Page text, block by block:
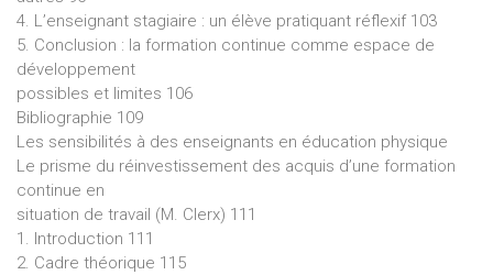
4. L’enseignant stagiaire : un élève pratiquant réflexif 103
5. Conclusion : la formation continue comme espace de
développement
possibles et limites 106
Bibliographie 109
Les sensibilités à des enseignants en éducation physique
Le prisme du réinvestissement des acquis d’une formation
continue en
situation de travail (M. Clerx) 111
1. Introduction 111
2. Cadre théorique 115